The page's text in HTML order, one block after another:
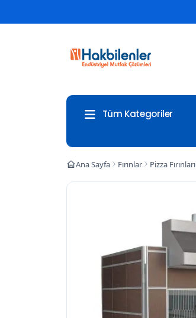
Tüm Kategoriler
Ana Sayfa Fırınlar Pizza Fırınları